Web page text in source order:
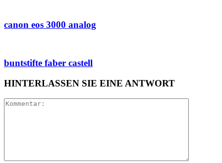
canon eos 3000 analog
buntstifte faber castell
HINTERLASSEN SIE EINE ANTWORT